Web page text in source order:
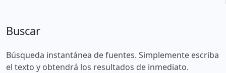
Buscar
Búsqueda instantánea de fuentes. Simplemente escriba
el texto y obtendrá los resultados de inmediato.